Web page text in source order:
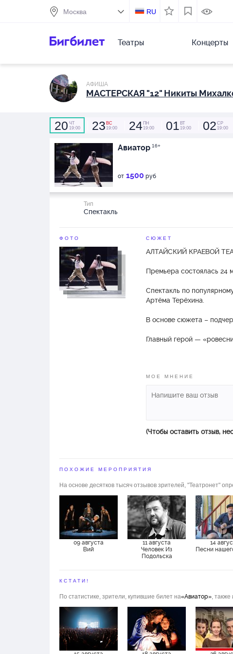
RU
Театры Концерты
АФИША
МАСТЕРСКАЯ "12" Никиты
20 ЧТ
19:00
23 ВС
19:00
24 ПН
19:00
01 ВТ
19:00
02 СР
19:00
Авиатор 16+
от 1500 руб
Тип
Спектакль
ФОТО СЮЖЕТ
АЛТАЙСКИЙ КРАЕВОЙ
Премьера состоялась 24
Спектакль по
Артёма Терёхина.
В основе сюжета –
Главный герой —
лечащего врача Гейгера
МОЕ МНЕНИЕ
(Чтобы оставить отзыв,
ПОХОЖИЕ МЕРОПРИЯТИЯ
На основе десятков тысяч отзывов зрителей, "Театронет"
09 августа
Вий
11 августа
Человек Из
Подольска
14
Песни
КСТАТИ!
По статистике, зрители, купившие билет на«Авиатор», также